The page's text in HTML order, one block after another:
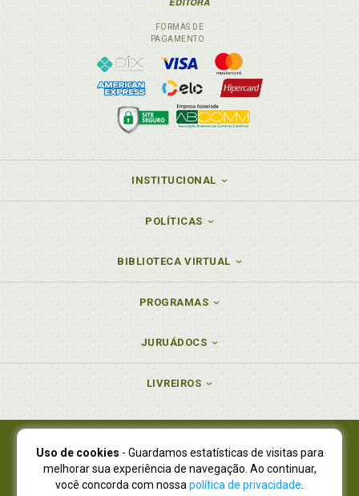
FORMAS DE
PAGAMENTO
INSTITUCIONAL
POLÍTICAS
BIBLIOTECA VIRTUAL
PROGRAMAS
JURUÁDOCS
LIVREIROS
Juruá Editora Ltda., CNPJ 77.535.508/0001-19
Juruá Informática Ltda., CNPJ 01.701.561/0001-80
NOVO ENDEREÇO:R. Flávio Dallegrave, 7665, São Lourenço |
Uso de cookies - Guardamos estatísticas de visitas para
melhorar sua experiência de navegação. Ao continuar,
você concorda com nossa política de privacidade